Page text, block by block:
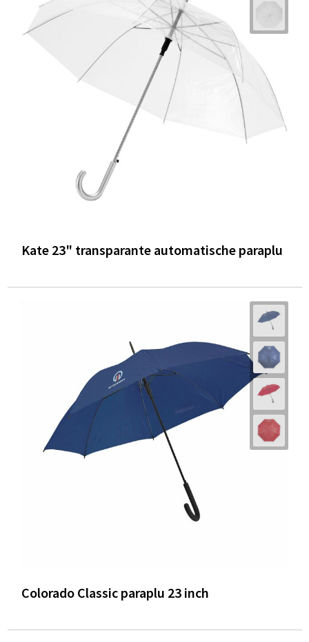
Kate 23" transparante automatische paraplu
Colorado Classic paraplu 23 inch